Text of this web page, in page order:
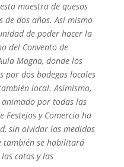
muestra de quesos
de dos años. Así mismo
de poder hacer la
del Convento de
Magna, donde los
por dos bodegas locales
local. Asimismo,
por todas las
Festejos y Comercio ha
sin olvidar las medidas
también se habilitará
catas y las